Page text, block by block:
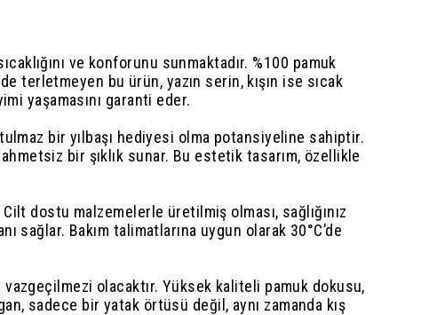
ve konforunu sunmaktadır. %100 pamuk
terletmeyen bu ürün, yazın serin, kışın ise sıcak
yaşamasını garanti eder.
bir yılbaşı hediyesi olma potansiyeline sahiptir.
bir şıklık sunar. Bu estetik tasarım, özellikle
dostu malzemelerle üretilmiş olması, sağlığınız
sağlar. Bakım talimatlarına uygun olarak 30°C’de
olacaktır. Yüksek kaliteli pamuk dokusu,
sadece bir yatak örtüsü değil, aynı zamanda kış